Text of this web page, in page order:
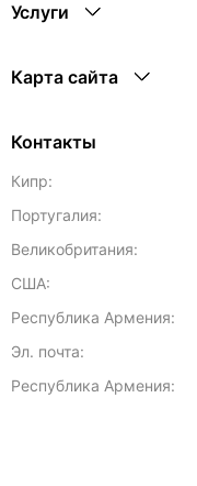
Услуги
Карта сайта
Контакты
Кипр:
Португалия:
Великобритания:
США:
Республика Армения:
Эл. почта:
Республика Армения: